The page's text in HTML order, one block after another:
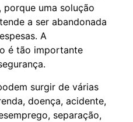
uma solução
a ser abandonada
A
é tão importante
surgir de várias
doença, acidente,
separação,